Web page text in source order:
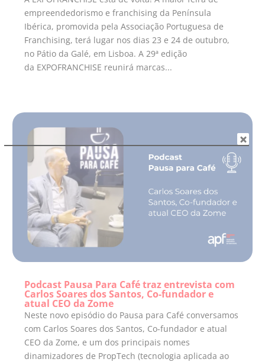
empreendedorismo e franchising da Península
Ibérica, promovida pela Associação Portuguesa de
Franchising, terá lugar nos dias 23 e 24 de outubro,
no Pátio da Galé, em Lisboa. A 29ª edição
da EXPOFRANCHISE reunirá marcas...
Podcast Pausa Para Café traz entrevista com
Carlos Soares dos Santos, Co-fundador e
atual CEO da Zome
Neste novo episódio do Pausa para Café conversamos
com Carlos Soares dos Santos, Co-fundador e atual
CEO da Zome, e um dos principais nomes
dinamizadores de PropTech (tecnologia aplicada ao